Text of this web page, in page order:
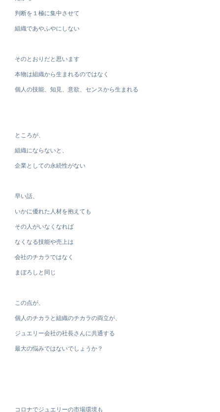
判断を１極に集中させて
組織であやふやにしない
そのとおりだと思います
本物は組織から生まれるのではなく
個人の技能、知見、意欲、センスから生まれる
ところが、
組織にならないと、
企業としての永続性がない
早い話、
いかに優れた人材を抱えても
その人がいなくなれば
なくなる技能や売上は
会社のチカラではなく
まぼろしと同じ
この点が、
個人のチカラと組織のチカラの両立が、
ジュエリー会社の社長さんに共通する
最大の悩みではないでしょうか？
コロナでジュエリーの市場環境も